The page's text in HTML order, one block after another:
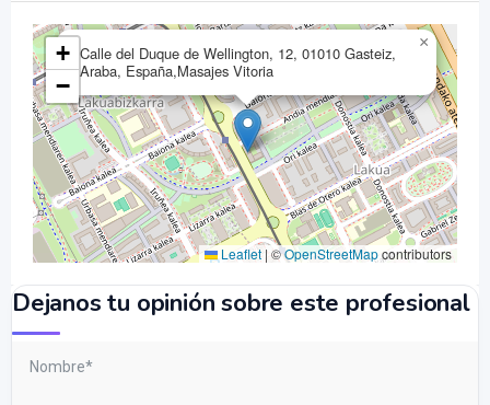
Calle del Duque de Wellington, 12, 01010 Gasteiz,
Araba, España,Masajes Vitoria
×
+
−
Leaflet |©OpenStreetMapcontributors
Dejanos tu opinión sobre este profesional